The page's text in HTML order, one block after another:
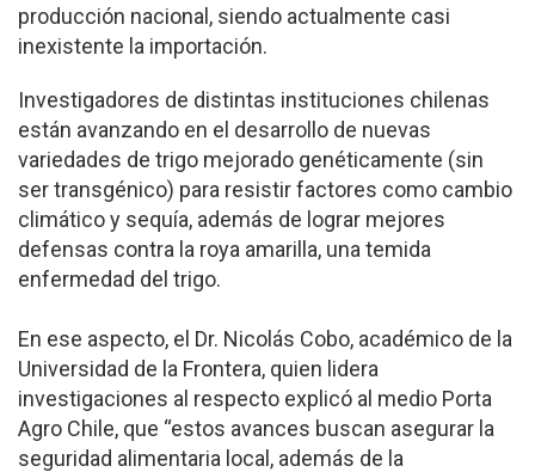
producción nacional, siendo actualmente casi
inexistente la importación.
Investigadores de distintas instituciones chilenas
están avanzando en el desarrollo de nuevas
variedades de trigo mejorado genéticamente (sin
ser transgénico) para resistir factores como cambio
climático y sequía, además de lograr mejores
defensas contra la roya amarilla, una temida
enfermedad del trigo.
En ese aspecto, el Dr. Nicolás Cobo, académico de la
Universidad de la Frontera, quien lidera
investigaciones al respecto explicó al medio Porta
Agro Chile, que “estos avances buscan asegurar la
seguridad alimentaria local, además de la